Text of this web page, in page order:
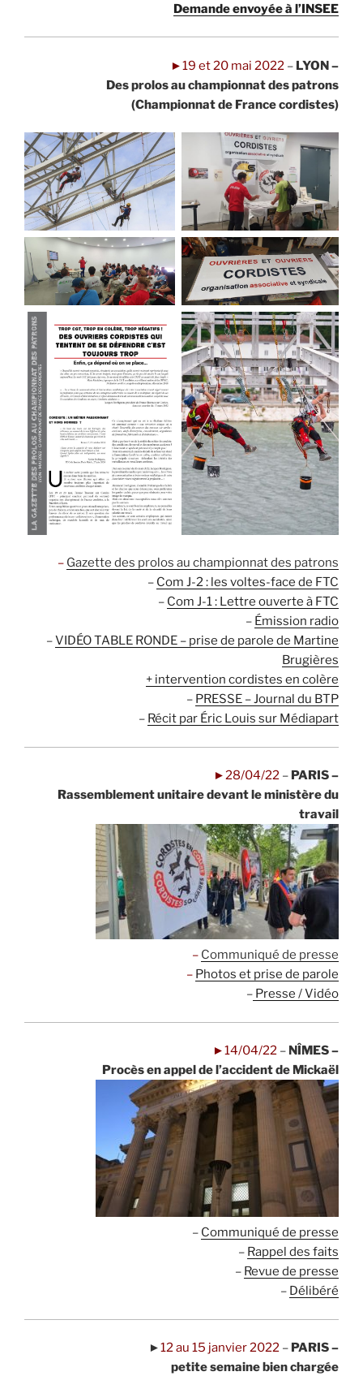
Demande envoyée à l’INSEE
►19 et 20 mai 2022 – LYON –
Des prolos au championnat des patrons
(Championnat de France cordistes)
– Gazette des prolos au championnat des patrons
– Com J-2 : les voltes-face de FTC
– Com J-1 : Lettre ouverte à FTC
– Émission radio
–VIDÉO TABLE RONDE – prise de parole de Martine
Brugières
+ intervention cordistes en colère
– PRESSE – Journal du BTP
– Récit par Éric Louis sur Médiapart
►28/04/22 – PARIS –
Rassemblement unitaire devant le ministère du
travail
– Communiqué de presse
– Photos et prise de parole
– Presse / Vidéo
►14/04/22 – NÎMES –
Procès en appel de l’accident de Mickaël
– Communiqué de presse
– Rappel des faits
– Revue de presse
– Délibéré
►12 au 15 janvier 2022 – PARIS –
petite semaine bien chargée